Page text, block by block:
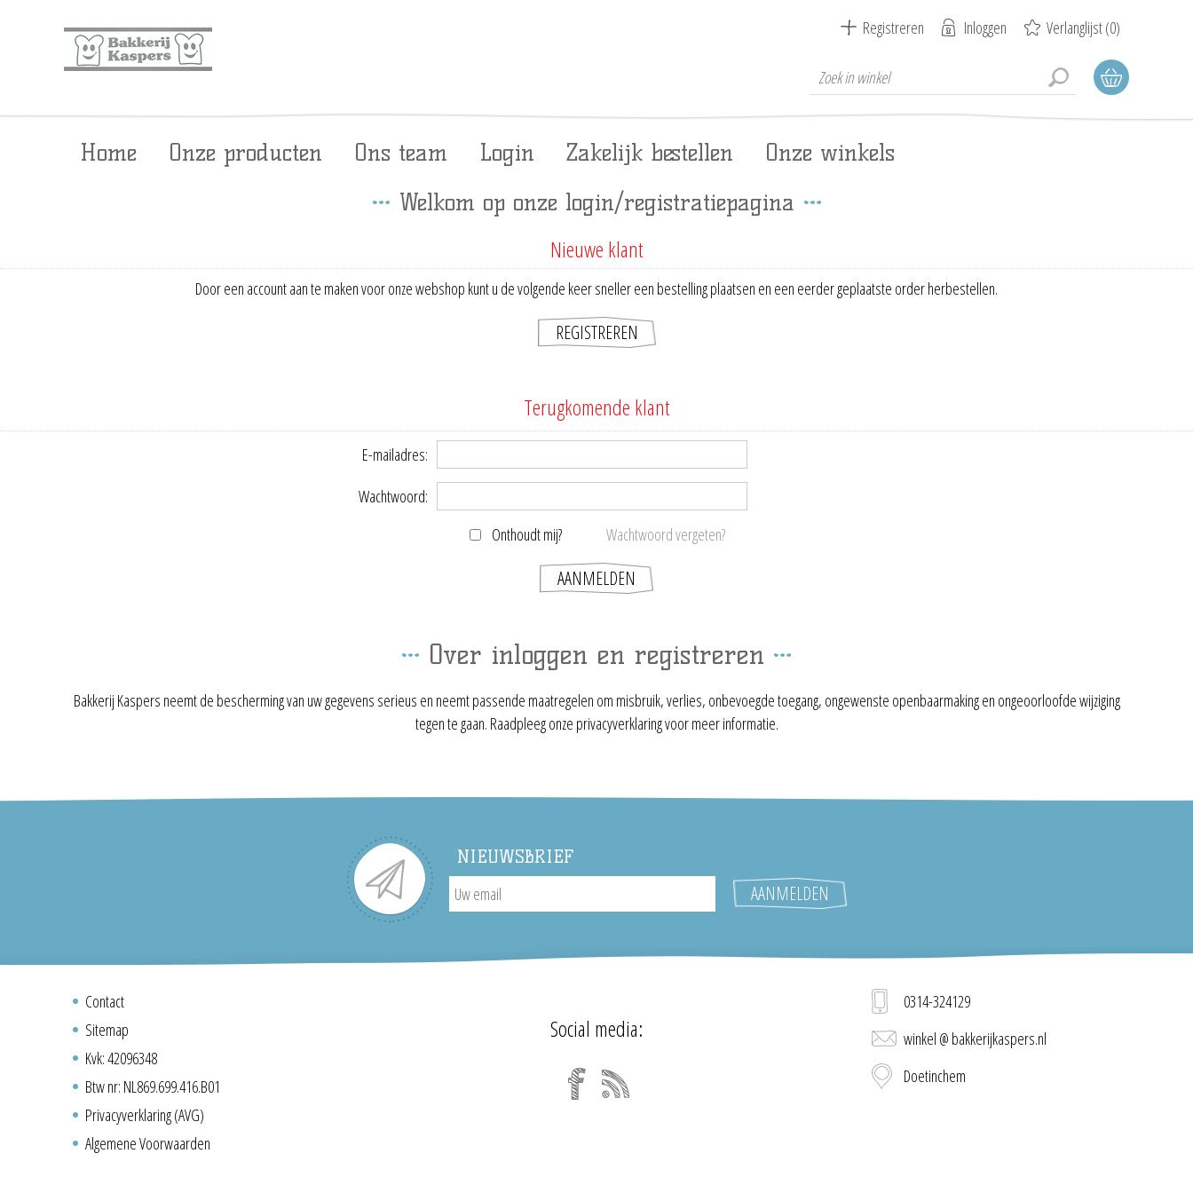
Registreren Inloggen Verlanglijst(0)
Home Onze producten Ons team Login Zakelijk bestellen
Onze winkels
Welkom op onze login/registratiepagina
Nieuwe klant
Door een account aan te maken voor onze webshop kunt u de volgende keer sneller een bestelling plaatsen en een eerder geplaatste order herbestellen.
Terugkomende klant
E-mailadres:
Wachtwoord:
Onthoudt mij?
Wachtwoord vergeten?
Over inloggen en registreren
Bakkerij Kaspers neemt de bescherming van uw gegevens serieus en neemt passende maatregelen om misbruik, verlies, onbevoegde toegang, ongewenste openbaarmaking en ongeoorloofde wijziging
tegen te gaan. Raadpleeg onze privacyverklaring voor meer informatie.
NIEUWSBRIEF
Contact
Sitemap
Kvk: 42096348
Btw nr: NL869.699.416.B01
Privacyverklaring (AVG)
Algemene Voorwaarden
Social media:
0314-324129
winkel @ bakkerijkaspers.nl
Doetinchem